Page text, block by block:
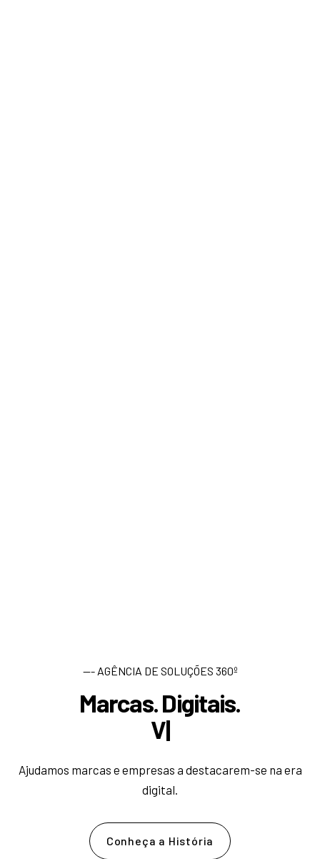
--- AGÊNCIA DE SOLUÇÕES 360º
Marcas. Digitais.
De
Ajudamos marcas e empresas a destacarem-se na era
digital.
Conheça a História